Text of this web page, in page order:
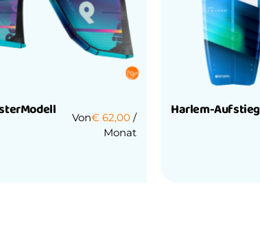
Von€ 62,00 /
Monat
Harlem-Aufstieg